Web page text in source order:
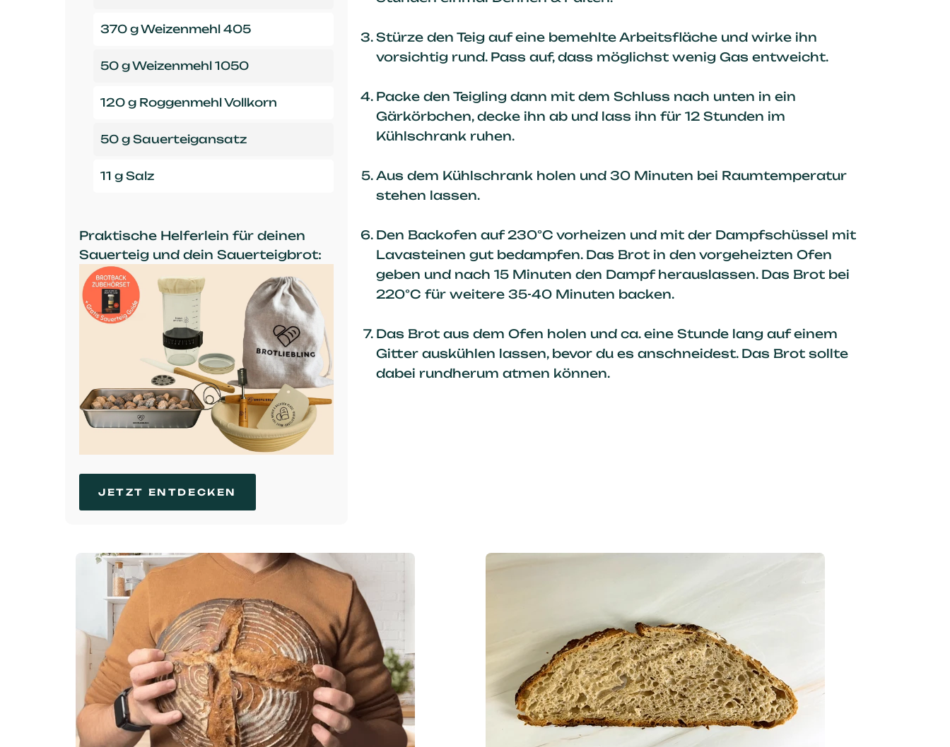
370 g Weizenmehl 405
50 g Weizenmehl 1050
120 g Roggenmehl Vollkorn
50 g Sauerteigansatz
11 g Salz
Praktische Helferlein für deinen
Sauerteig und dein Sauerteigbrot:
JETZT ENTDECKEN
Stürze den Teig auf eine bemehlte Arbeitsfläche und wirke ihn
vorsichtig rund. Pass auf, dass möglichst wenig Gas entweicht.
Packe den Teigling dann mit dem Schluss nach unten in ein
Gärkörbchen, decke ihn ab und lass ihn für 12 Stunden im
Kühlschrank ruhen.
Aus dem Kühlschrank holen und 30 Minuten bei Raumtemperatur
stehen lassen.
Den Backofen auf 230°C vorheizen und mit der Dampfschüssel mit
Lavasteinen gut bedampfen. Das Brot in den vorgeheizten Ofen
geben und nach 15 Minuten den Dampf herauslassen. Das Brot bei
220°C für weitere 35-40 Minuten backen.
Das Brot aus dem Ofen holen und ca. eine Stunde lang auf einem
Gitter auskühlen lassen, bevor du es anschneidest. Das Brot sollte
dabei rundherum atmen können.